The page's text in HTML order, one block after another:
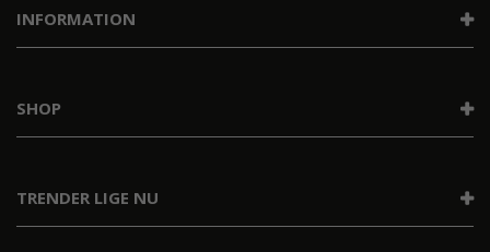
INFORMATION
TRENDER LIGE NU
SHOP